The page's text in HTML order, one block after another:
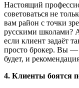
Настоящий
советоваться не
вам район с точки
русскими школами?
если клиент задаёт
просто брокер. Вы —
будет, и
4. Клиенты боятся